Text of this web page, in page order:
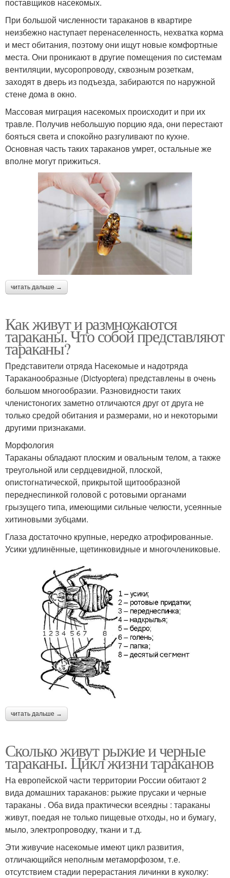
При большой численности тараканов в квартире
неизбежно наступает перенаселенность, нехватка корма
и мест обитания, поэтому они ищут новые комфортные
места. Они проникают в другие помещения по системам
вентиляции, мусоропроводу, сквозным розеткам,
заходят в дверь из подъезда, забираются по наружной
стене дома в окно.
Массовая миграция насекомых происходит и при их
травле. Получив небольшую порцию яда, они перестают
бояться света и спокойно разгуливают по кухне.
Основная часть таких тараканов умрет, остальные же
вполне могут прижиться.
читать дальше →
Как живут и размножаются
тараканы. Что собой представляют
тараканы?
Представители отряда Насекомые и надотряда
Тараканообразные (Dictyoptera) представлены в очень
большом многообразии. Разновидности таких
членистоногих заметно отличаются друг от друга не
только средой обитания и размерами, но и некоторыми
другими признаками.
Морфология
Тараканы обладают плоским и овальным телом, а также
треугольной или сердцевидной, плоской,
опистогнатической, прикрытой щитообразной
переднеспинкой головой с ротовыми органами
грызущего типа, имеющими сильные челюсти, усеянные
хитиновыми зубцами.
Глаза достаточно крупные, нередко атрофированные.
Усики удлинённые, щетинковидные и многочлениковые.
читать дальше →
Сколько живут рыжие и черные
тараканы. Цикл жизни тараканов
На европейской части территории России обитают 2
вида домашних тараканов: рыжие прусаки и черные
тараканы . Оба вида практически всеядны : тараканы
живут, поедая не только пищевые отходы, но и бумагу,
мыло, электропроводку, ткани и т.д.
Эти живучие насекомые имеют цикл развития,
отличающийся неполным метаморфозом, т.е.
отсутствием стадии перерастания личинки в куколку: